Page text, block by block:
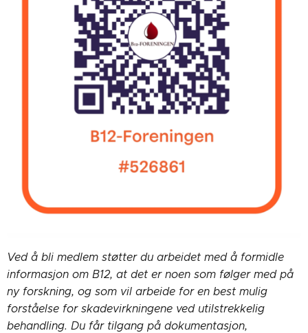
Ved å bli medlem støtter du arbeidet med å formidle
informasjon om B12, at det er noen som følger med på
ny forskning, og som vil arbeide for en best mulig
forståelse for skadevirkningene ved utilstrekkelig
behandling. Du får tilgang på dokumentasjon,